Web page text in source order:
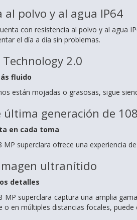
al polvo y al agua IP64
con resistencia al polvo y al agua
el día a día sin problemas.
2.0
fluido
están mojadas o grasosas, sigue
última generación de
en cada toma
MP superclara ofrece una experiencia
ultranítido
detalles
MP superclara captura una amplia
o en múltiples distancias focales,